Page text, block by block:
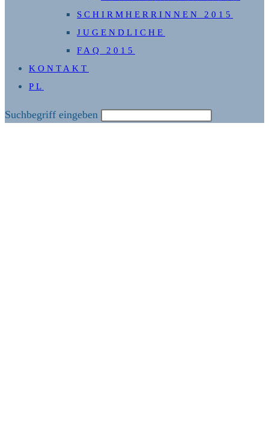
SCHIRMHERRINNEN 2015
JUGENDLICHE
FAQ 2015
KONTAKT
PL
Diese
Suchbegriff eingeben